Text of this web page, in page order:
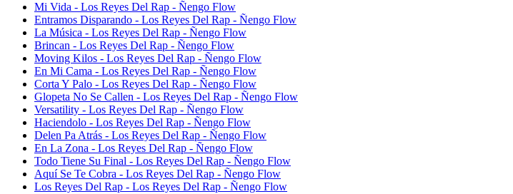
Mi Vida - Los Reyes Del Rap - Ñengo Flow
Entramos Disparando - Los Reyes Del Rap - Ñengo Flow
La Música - Los Reyes Del Rap - Ñengo Flow
Brincan - Los Reyes Del Rap - Ñengo Flow
Moving Kilos - Los Reyes Del Rap - Ñengo Flow
En Mi Cama - Los Reyes Del Rap - Ñengo Flow
Corta Y Palo - Los Reyes Del Rap - Ñengo Flow
Glopeta No Se Callen - Los Reyes Del Rap - Ñengo Flow
Versatility - Los Reyes Del Rap - Ñengo Flow
Haciendolo - Los Reyes Del Rap - Ñengo Flow
Delen Pa Atrás - Los Reyes Del Rap - Ñengo Flow
En La Zona - Los Reyes Del Rap - Ñengo Flow
Todo Tiene Su Final - Los Reyes Del Rap - Ñengo Flow
Aquí Se Te Cobra - Los Reyes Del Rap - Ñengo Flow
Los Reyes Del Rap - Los Reyes Del Rap - Ñengo Flow